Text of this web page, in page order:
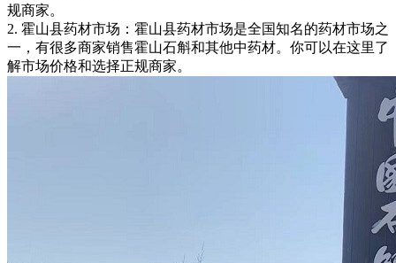
规商家。
2. 霍山县药材市场：霍山县药材市场是全国知名的药材市场之
一，有很多商家销售霍山石斛和其他中药材。你可以在这里了
解市场价格和选择正规商家。